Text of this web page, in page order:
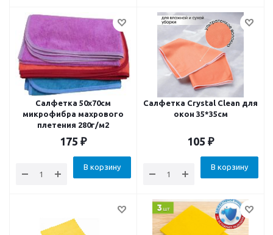
Салфетка 50х70см
микрофибра махрового
плетения 280г/м2
175 ₽
В корзину
Салфетка Crystal Clean для
окон 35*35см
105 ₽
В корзину